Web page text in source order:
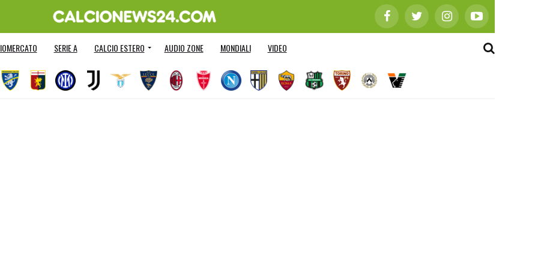
SERIE A CALCIO ESTERO AUDIO ZONE MONDIALI VIDEO